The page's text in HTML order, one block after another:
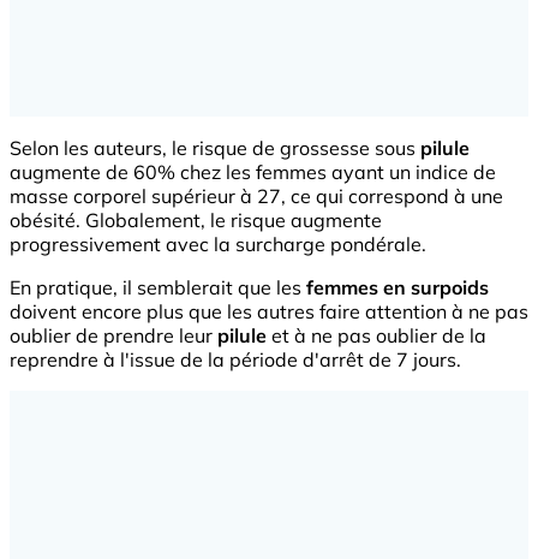
Selon les auteurs, le risque de grossesse sous pilule
augmente de 60% chez les femmes ayant un indice de
masse corporel supérieur à 27, ce qui correspond à une
obésité. Globalement, le risque augmente
progressivement avec la surcharge pondérale.
En pratique, il semblerait que les femmes en surpoids
doivent encore plus que les autres faire attention à ne pas
oublier de prendre leur pilule et à ne pas oublier de la
reprendre à l'issue de la période d'arrêt de 7 jours.